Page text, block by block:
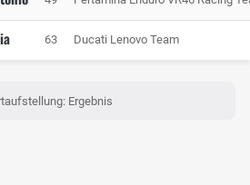
63 Ducati Lenovo Team
Ergebnis